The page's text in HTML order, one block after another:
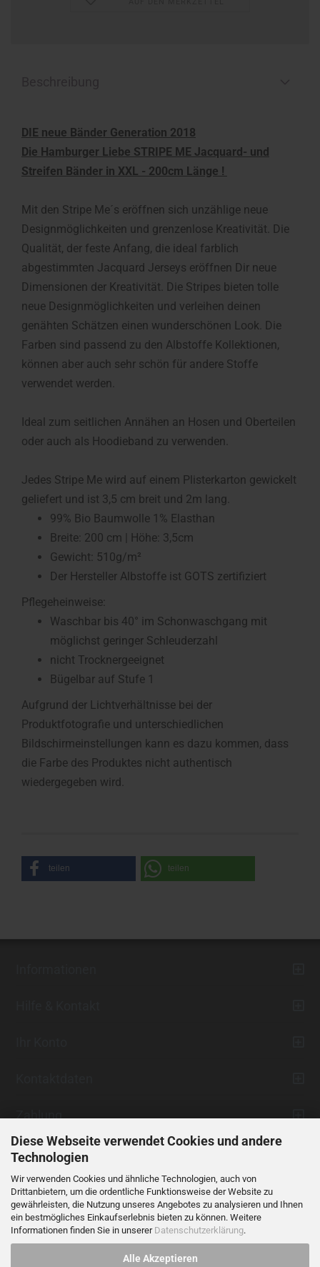
Diese Webseite verwendet Cookies und andere
Technologien
Wir verwenden Cookies und ähnliche Technologien, auch von
Drittanbietern, um die ordentliche Funktionsweise der Website zu
gewährleisten, die Nutzung unseres Angebotes zu analysieren und Ihnen
ein bestmögliches Einkaufserlebnis bieten zu können. Weitere
Informationen finden Sie in unserer Datenschutzerklärung.
Alle Akzeptieren
DIE neue Bänder Generation 2018
Die Hamburger Liebe STRIPE ME Jacquard- und
Streifen Bänder in XXL - 200cm Länge !
Mit den Stripe Me´s eröffnen sich unzählige neue
Designmöglichkeiten und grenzenlose Kreativität. Die
Qualität, der feste Anfang, die ideal farblich
abgestimmten Jacquard Jerseys eröffnen Dir neue
Dimensionen der Kreativität. Die Stripes bieten tolle
neue Designmöglichkeiten und verleihen deinen
genähten Schätzen einen wunderschönen Look. Die
Farben sind passend zu den Albstoffe Kollektionen,
können aber auch sehr schön für andere Stoffe
verwendet werden.
Ideal zum seitlichen Annähen an Hosen und Oberteilen
oder auch als Hoodieband zu verwenden.
Jedes Stripe Me wird auf einem Plisterkarton gewickelt
geliefert und ist 3,5 cm breit und 2m lang.
99% Bio Baumwolle 1% Elasthan
Breite: 200 cm | Höhe: 3,5cm
Gewicht: 510g/m²
Der Hersteller Albstoffe ist GOTS zertifiziert
Pflegeheinweise:
Waschbar bis 40° im Schonwaschgang mit
möglichst geringer Schleuderzahl
nicht Trocknergeeignet
Bügelbar auf Stufe 1
Aufgrund der Lichtverhältnisse bei der
Produktfotografie und unterschiedlichen
Bildschirmeinstellungen kann es dazu kommen, dass
die Farbe des Produktes nicht authentisch
wiedergegeben wird.
teilen teilen
Zahlung
Vertrag widerrufen